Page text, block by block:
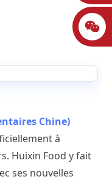
Chine)
à
Huixin Food y fait
ses nouvelles